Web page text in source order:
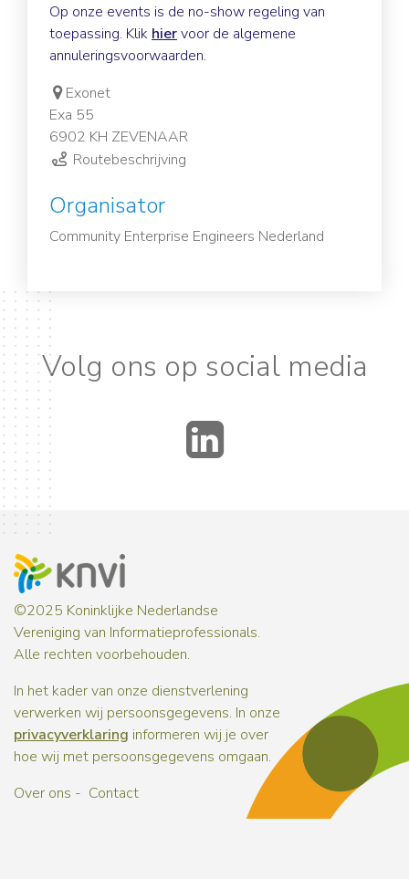
Op onze events is de no-show regeling van
toepassing. Klik hiervoor de algemene
annuleringsvoorwaarden.
Exonet
Exa 55
6902 KH ZEVENAAR
Routebeschrijving
Organisator
Community Enterprise Engineers Nederland
Volg ons op social media
©2025 Koninklijke Nederlandse
Vereniging van Informatieprofessionals.
Alle rechten voorbehouden.
In het kader van onze dienstverlening
verwerken wij persoonsgegevens. In onze
privacyverklaring informeren wij je over
hoe wij met persoonsgegevens omgaan.
Over ons
Contact